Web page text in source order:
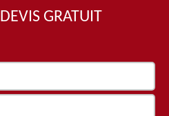
DEVIS GRATUIT